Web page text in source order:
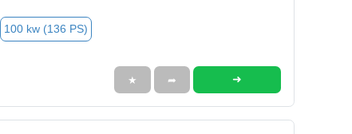
100 kw (136 PS)
★ ➦ ➜